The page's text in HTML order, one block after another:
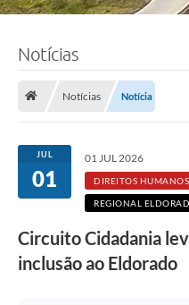
Notícias
Notícias Notícia
JUL
01
01 JUL 2026
DIREITOS
REGIONAL
Circuito Cidadania
inclusão ao Eldorado